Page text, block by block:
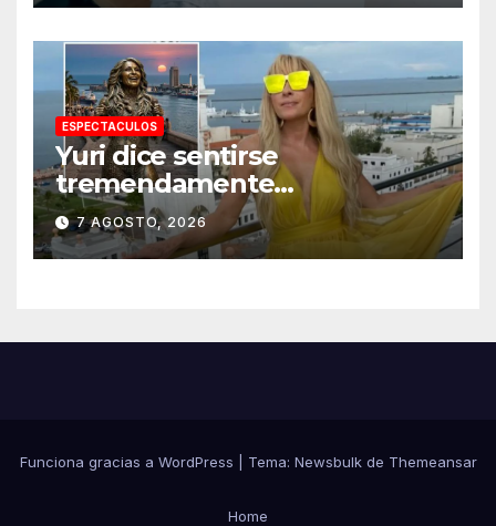
ESPECTACULOS
Yuri dice sentirse
tremendamente
emocionada sobre su estatua
que le harán en Veracruz
7 AGOSTO, 2026
Funciona gracias a WordPress Tema: Newsbulkde Themeansar
Home